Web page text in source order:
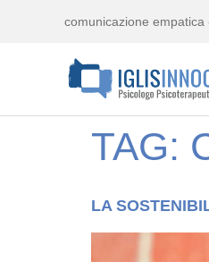
comunicazione
TAG:
LA